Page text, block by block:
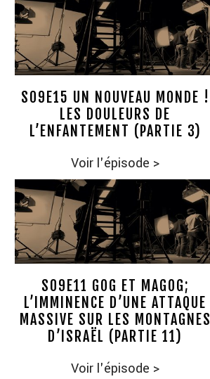
S09E15 UN NOUVEAU MONDE !
LES DOULEURS DE
L’ENFANTEMENT (PARTIE 3)
Voir l'épisode >
S09E11 GOG ET MAGOG;
L’IMMINENCE D’UNE ATTAQUE
MASSIVE SUR LES MONTAGNES
D’ISRAËL (PARTIE 11)
Voir l'épisode >